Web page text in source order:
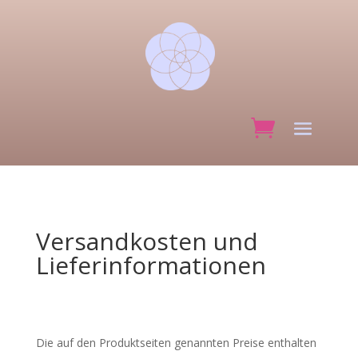
Versandkosten und
Lieferinformationen
Die auf den Produktseiten genannten Preise enthalten